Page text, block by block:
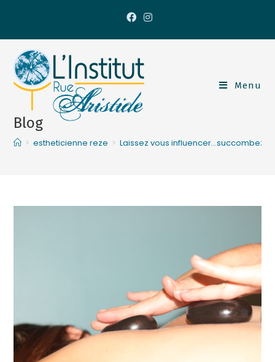
Menu
Blog
> estheticienne reze > Laissez vous influencer…succombez